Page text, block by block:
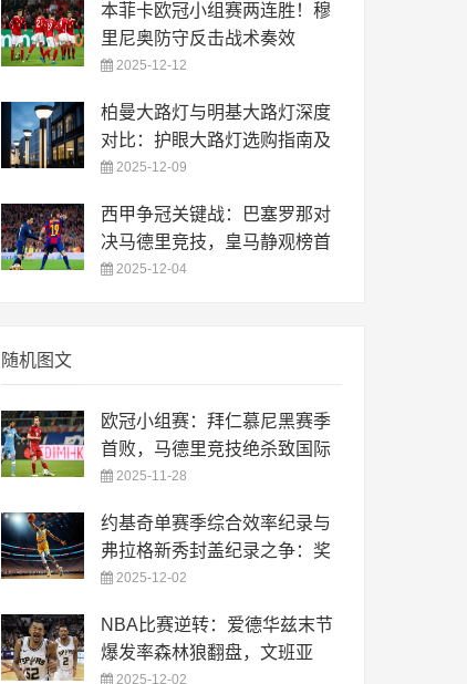
本菲卡欧冠小组赛两连胜！穆
里尼奥防守反击战术奏效
2025-12-12
柏曼大路灯与明基大路灯深度
对比：护眼大路灯选购指南及
2025-12-09
西甲争冠关键战：巴塞罗那对
决马德里竞技，皇马静观榜首
2025-12-04
随机图文
欧冠小组赛：拜仁慕尼黑赛季
首败，马德里竞技绝杀致国际
2025-11-28
约基奇单赛季综合效率纪录与
弗拉格新秀封盖纪录之争：奖
2025-12-02
NBA比赛逆转：爱德华兹末节
爆发率森林狼翻盘，文班亚
2025-12-02